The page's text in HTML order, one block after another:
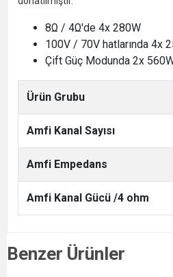
8Ω / 4Ω'de 4x 280W
100V / 70V hatlarında 4x
Çift Güç Modunda 2x
Ürün Grubu
Amfi Kanal Sayısı
Amfi Empedans
Amfi Kanal Gücü /4 ohm
Benzer Ürünler